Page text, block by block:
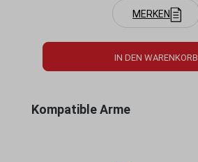
MERKEN
IN DEN WARENKORB
Produktgalerie überspringen
Kompatible Arme